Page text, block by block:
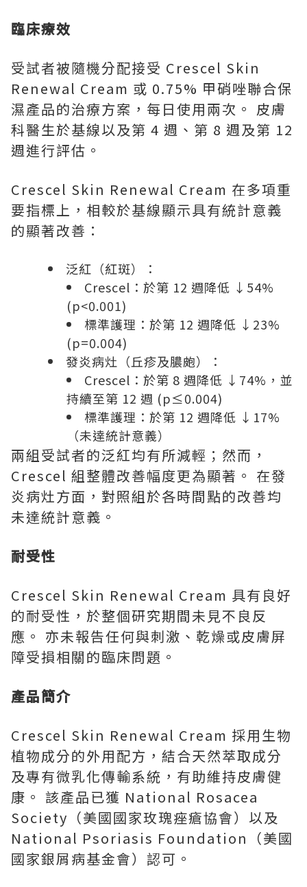
臨床療效
受試者被隨機分配接受 Crescel Skin
Renewal Cream 或 0.75% 甲硝唑聯合保
濕產品的治療方案，每日使用兩次。 皮膚
科醫生於基線以及第 4 週、第 8 週及第 12
週進行評估。
Crescel Skin Renewal Cream 在多項重
要指標上，相較於基線顯示具有統計意義
的顯著改善：
泛紅（紅斑）：
Crescel：於第 12 週降低 ↓54%
(p<0.001)
標準護理：於第 12 週降低 ↓23%
(p=0.004)
發炎病灶（丘疹及膿皰）：
Crescel：於第 8 週降低 ↓74%，並
持續至第 12 週 (p≤0.004)
標準護理：於第 12 週降低 ↓17%
（未達統計意義）
兩組受試者的泛紅均有所減輕；然而，
Crescel 組整體改善幅度更為顯著。 在發
炎病灶方面，對照組於各時間點的改善均
未達統計意義。
耐受性
Crescel Skin Renewal Cream 具有良好
的耐受性，於整個研究期間未見不良反
應。 亦未報告任何與刺激、乾燥或皮膚屏
障受損相關的臨床問題。
產品簡介
Crescel Skin Renewal Cream 採用生物
植物成分的外用配方，結合天然萃取成分
及專有微乳化傳輸系統，有助維持皮膚健
康。 該產品已獲 National Rosacea
Society（美國國家玫瑰痤瘡協會）以及
National Psoriasis Foundation（美國
國家銀屑病基金會）認可。